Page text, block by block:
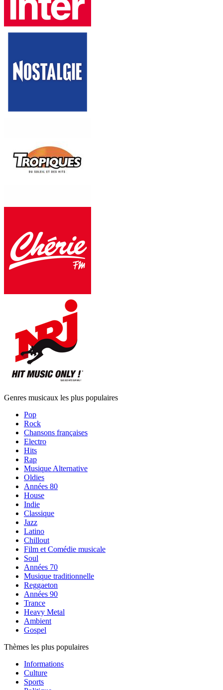
Genres musicaux les plus populaires
Pop
Rock
Chansons françaises
Electro
Hits
Rap
Musique Alternative
Oldies
Années 80
House
Indie
Classique
Jazz
Latino
Chillout
Film et Comédie musicale
Soul
Années 70
Musique traditionnelle
Reggaeton
Années 90
Trance
Heavy Metal
Ambient
Gospel
Thèmes les plus populaires
Informations
Culture
Sports